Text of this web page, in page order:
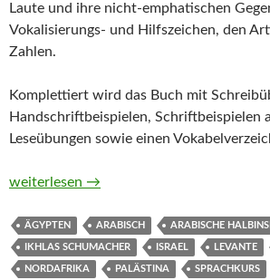
Laute und ihre nicht-emphatischen
Vokalisierungs- und Hilfszeichen, den
Zahlen.
Komplettiert wird das Buch mit
Handschriftbeispielen, Schriftbeispielen
Leseübungen sowie einen
Einführung in die arabische Schrift von
weiterlesen →
ÄGYPTEN ARABISCH ARABISCHE
IKHLAS SCHUMACHER ISRAEL LEVANTE
NORDAFRIKA PALÄSTINA SPRACHKURS